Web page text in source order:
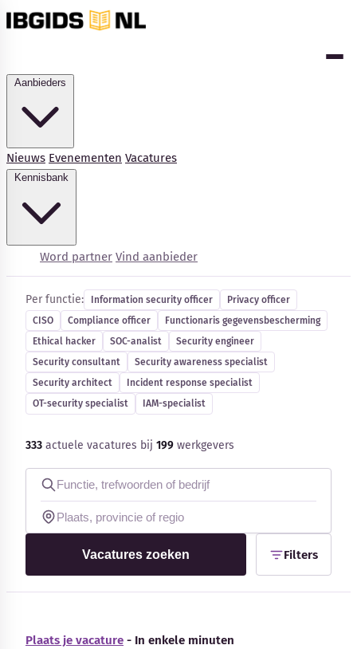
Nieuws Evenementen Vacatures
Word partner Vind aanbieder
Kennisbank
Blog
Bedrijfsupdates
Externe bronnen
Woordenboek
Auteurs
Cybersecurity-vacatures
Per functie: Information security officer
Privacy officer
CISO
Compliance officer
Functionaris gegevensbescherming
Ethical hacker
SOC-analist
Security engineer
Security consultant
Security awareness specialist
Security architect
Incident response specialist
OT-security specialist
IAM-specialist
333 actuele vacatures bij 199 werkgevers
Vacatures zoeken Filters
Plaats je vacature - In enkele minuten